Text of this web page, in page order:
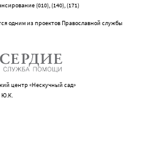
(010), (140), (171)
одним из проектов Православной службы
центр «Нескучный сад»
Ю.К.